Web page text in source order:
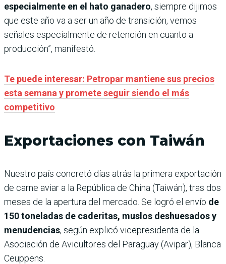
especialmente en el hato ganadero, siempre dijimos
que este año va a ser un año de transición, vemos
señales especialmente de retención en cuanto a
producción”, manifestó.
Te puede interesar: Petropar mantiene sus precios
esta semana y promete seguir siendo el más
competitivo
Exportaciones con Taiwán
Nuestro país concretó días atrás la primera exportación
de carne aviar a la República de China (Taiwán), tras dos
meses de la apertura del mercado. Se logró el envío de
150 toneladas de caderitas, muslos deshuesados y
menudencias, según explicó vicepresidenta de la
Asociación de Avicultores del Paraguay (Avipar), Blanca
Ceuppens.